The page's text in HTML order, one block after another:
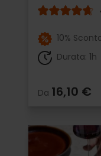
10%
Durata: 1h
Da 16,10 €